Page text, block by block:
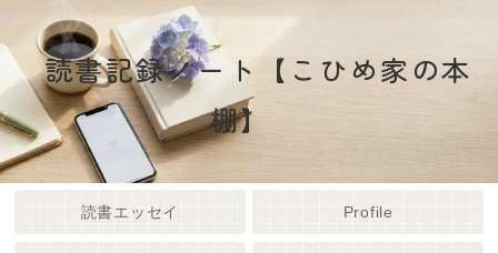
読書記録ノート【こひめ家の本
棚】
読書エッセイ Profile